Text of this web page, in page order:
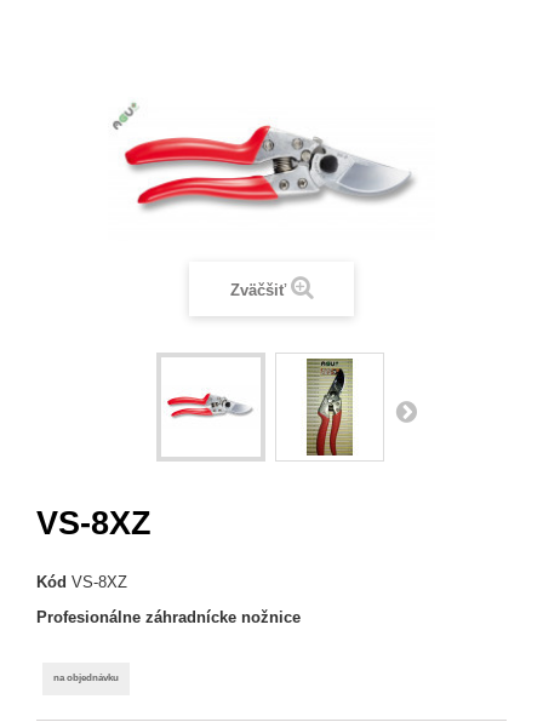
Zväčšiť
VS-8XZ
Kód VS-8XZ
Profesionálne záhradnícke nožnice
na objednávku